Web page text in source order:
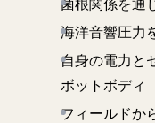
菌根関係を通
海洋音響圧力
自身の電力と
ボットボディ
フィールドか